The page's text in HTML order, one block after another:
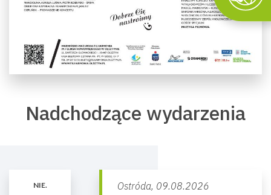
Nadchodzące wydarzenia
NIE. Ostróda, 09.08.2026